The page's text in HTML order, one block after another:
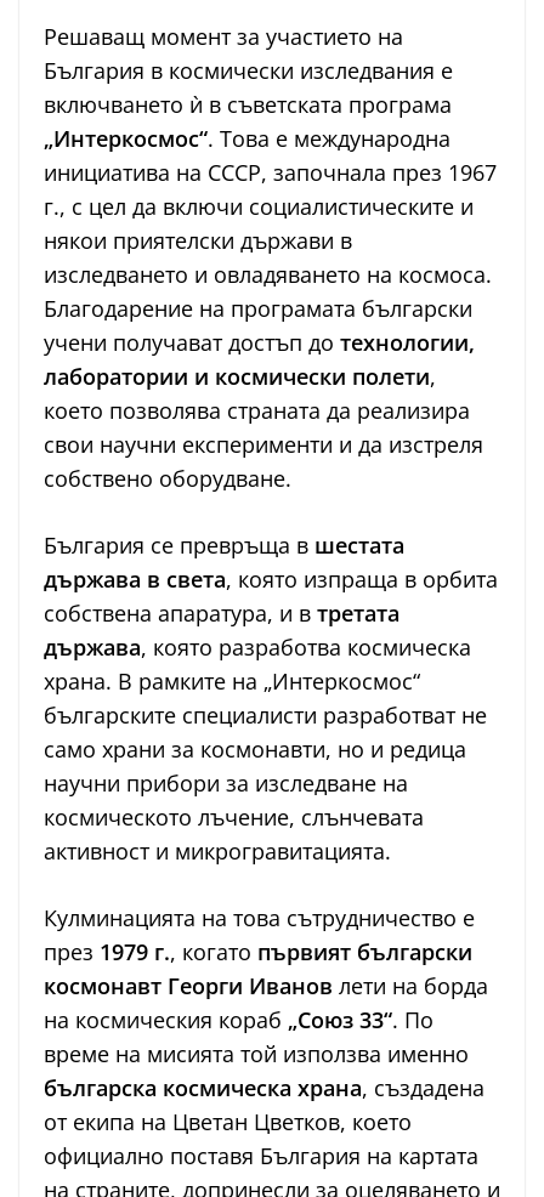
Решаващ момент за участието на
България в космически изследвания е
включването ѝ в съветската програма
„Интеркосмос“. Това е международна
инициатива на СССР, започнала през 1967
г., с цел да включи социалистическите и
някои приятелски държави в
изследването и овладяването на космоса.
Благодарение на програмата български
учени получават достъп до технологии,
лаборатории и космически полети,
което позволява страната да реализира
свои научни експерименти и да изстреля
собствено оборудване.
България се превръща в шестата
държава в света, която изпраща в орбита
собствена апаратура, и в третата
държава, която разработва космическа
храна. В рамките на „Интеркосмос“
българските специалисти разработват не
само храни за космонавти, но и редица
научни прибори за изследване на
космическото лъчение, слънчевата
активност и микрогравитацията.
Кулминацията на това сътрудничество е
през 1979 г., когато първият български
космонавт Георги Иванов лети на борда
на космическия кораб „Союз 33“. По
време на мисията той използва именно
българска космическа храна, създадена
от екипа на Цветан Цветков, което
официално поставя България на картата
на страните, допринесли за оцеляването и